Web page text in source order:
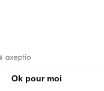
Ok pour moi